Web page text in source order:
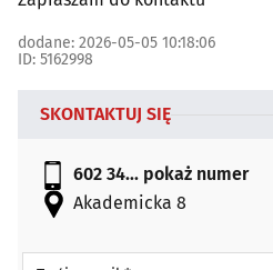
dodane: 2026-05-05 10:18:06
ID: 5162998
SKONTAKTUJ SIĘ
602 34... pokaż numer
Akademicka 8